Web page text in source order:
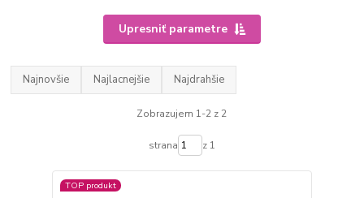
Upresniť parametre
Najnovšie Najlacnejšie Najdrahšie
Zobrazujem 1-2 z 2
strana z 1
TOP produkt